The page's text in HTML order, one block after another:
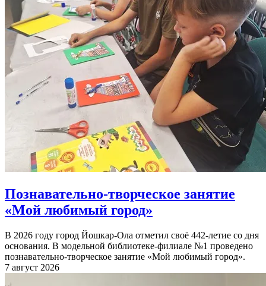
Познавательно-творческое занятие
«Мой любимый город»
В 2026 году город Йошкар-Ола отметил своё 442-летие со дня
основания. В модельной библиотеке-филиале №1 проведено
познавательно-творческое занятие «Мой любимый город».
7 август 2026